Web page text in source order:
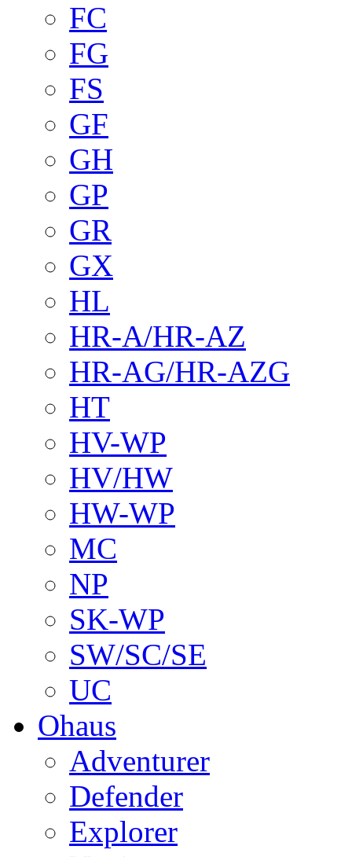
FC
FG
FS
GF
GH
GP
GR
GX
HL
HR-A/HR-AZ
HR-AG/HR-AZG
HT
HV-WP
HV/HW
HW-WP
MC
NP
SK-WP
SW/SC/SE
UC
Ohaus
Adventurer
Defender
Explorer